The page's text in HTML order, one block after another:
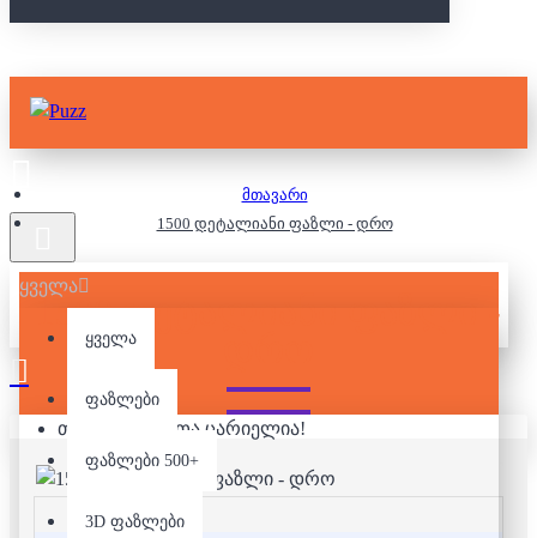
ყველა
ყველა
ფაზლები
ფაზლები 500+
3D ფაზლები
თქვენი კალათა ცარიელია!
მთავარი
1500 დეტალიანი ფაზლი - დრო
1500 ᲓᲔᲢᲐᲚᲘᲐᲜᲘ ᲤᲐᲖᲚᲘ -